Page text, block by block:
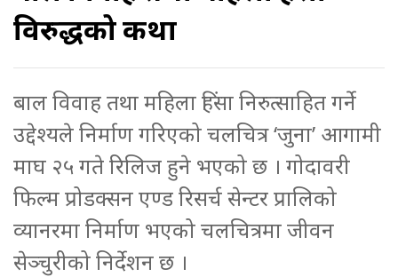
विरुद्धको कथा
बाल विवाह तथा महिला हिंसा निरुत्साहित गर्ने
उद्देश्यले निर्माण गरिएको चलचित्र ‘जुना’ आगामी
माघ २५ गते रिलिज हुने भएको छ । गोदावरी
फिल्म प्रोडक्सन एण्ड रिसर्च सेन्टर प्रालिको
व्यानरमा निर्माण भएको चलचित्रमा जीवन
सेञ्चुरीको निर्देशन छ ।